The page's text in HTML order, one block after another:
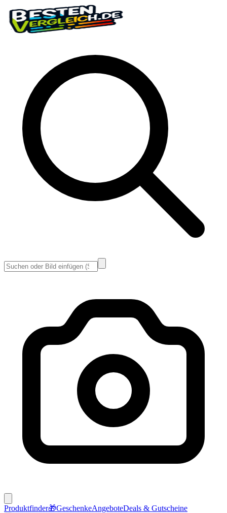
Produktfinder🎁GeschenkeAngeboteDeals & Gutscheine